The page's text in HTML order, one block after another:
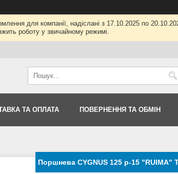
для компанії, надіслані з 17.10.2025 по
роботу у звичайному режимі.
ТА ОПЛАТА ПОВЕРНЕННЯ ТА ОБМІН
Поршнева CYGNUS 125 p-15 "RUIMA"